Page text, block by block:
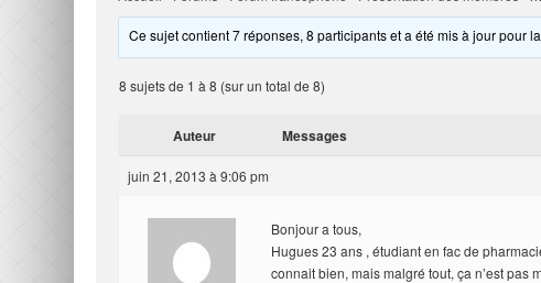
Ce sujet contient 7 réponses, 8 participants et a été mis à jour pour
8 sujets de 1 à 8 (sur un total de 8)
Auteur Messages
juin 21, 2013 à 9:06 pm
Bonjour a tous,
Hugues 23 ans , étudiant en fac de
connait bien, mais malgré tout, ça n’est pas